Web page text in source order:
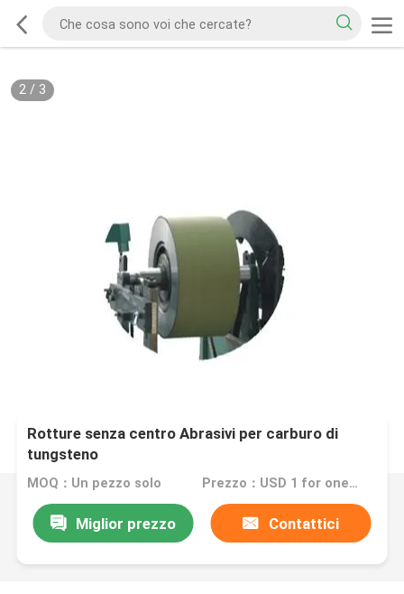
2/ 3
Rotture senza centro Abrasivi per carburo di
tungsteno
MOQ：Un pezzo solo Prezzo：USD 1 for one piece
Miglior prezzo Contattici